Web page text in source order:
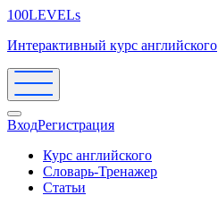
100LEVELs
Интерактивный курс английского
ВходРегистрация
Курс английского
Словарь-Тренажер
Статьи